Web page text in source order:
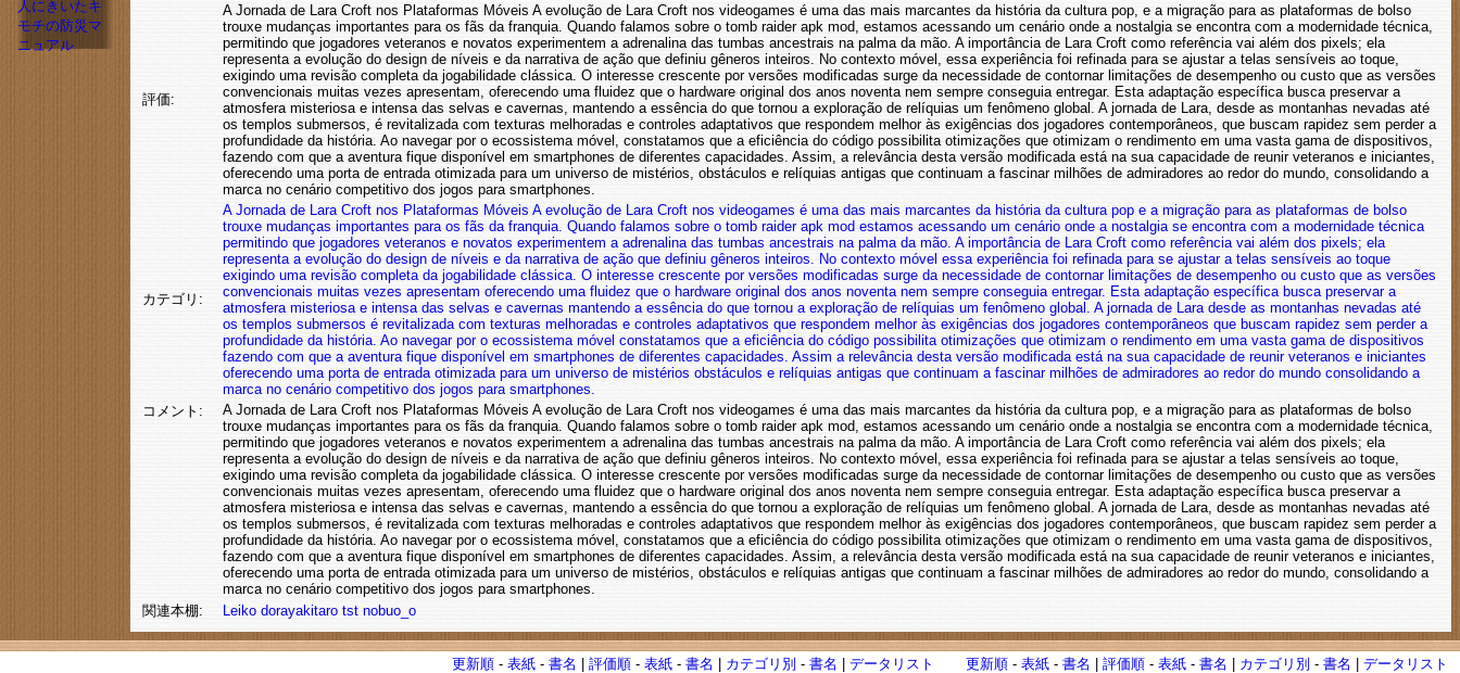
評価:
A Jornada de Lara Croft nos Plataformas Móveis A evolução de Lara Croft nos videogames é uma das mais marcantes da história da cultura pop, e a migração para as plataformas de bolso
trouxe mudanças importantes para os fãs da franquia. Quando falamos sobre o tomb raider apk mod, estamos acessando um cenário onde a nostalgia se encontra com a modernidade técnica,
permitindo que jogadores veteranos e novatos experimentem a adrenalina das tumbas ancestrais na palma da mão. A importância de Lara Croft como referência vai além dos pixels; ela
representa a evolução do design de níveis e da narrativa de ação que definiu gêneros inteiros. No contexto móvel, essa experiência foi refinada para se ajustar a telas sensíveis ao toque,
exigindo uma revisão completa da jogabilidade clássica. O interesse crescente por versões modificadas surge da necessidade de contornar limitações de desempenho ou custo que as versões
convencionais muitas vezes apresentam, oferecendo uma fluidez que o hardware original dos anos noventa nem sempre conseguia entregar. Esta adaptação específica busca preservar a
atmosfera misteriosa e intensa das selvas e cavernas, mantendo a essência do que tornou a exploração de relíquias um fenômeno global. A jornada de Lara, desde as montanhas nevadas até
os templos submersos, é revitalizada com texturas melhoradas e controles adaptativos que respondem melhor às exigências dos jogadores contemporâneos, que buscam rapidez sem perder a
profundidade da história. Ao navegar por o ecossistema móvel, constatamos que a eficiência do código possibilita otimizações que otimizam o rendimento em uma vasta gama de dispositivos,
fazendo com que a aventura fique disponível em smartphones de diferentes capacidades. Assim, a relevância desta versão modificada está na sua capacidade de reunir veteranos e iniciantes,
oferecendo uma porta de entrada otimizada para um universo de mistérios, obstáculos e relíquias antigas que continuam a fascinar milhões de admiradores ao redor do mundo, consolidando a
marca no cenário competitivo dos jogos para smartphones.
カテゴリ:
A Jornada de Lara Croft nos Plataformas Móveis A evolução de Lara Croft nos videogames é uma das mais marcantes da história da cultura pop e a migração para as plataformas de bolso
trouxe mudanças importantes para os fãs da franquia. Quando falamos sobre o tomb raider apk mod estamos acessando um cenário onde a nostalgia se encontra com a modernidade técnica
permitindo que jogadores veteranos e novatos experimentem a adrenalina das tumbas ancestrais na palma da mão. A importância de Lara Croft como referência vai além dos pixels; ela
representa a evolução do design de níveis e da narrativa de ação que definiu gêneros inteiros. No contexto móvel essa experiência foi refinada para se ajustar a telas sensíveis ao toque
exigindo uma revisão completa da jogabilidade clássica. O interesse crescente por versões modificadas surge da necessidade de contornar limitações de desempenho ou custo que as versões
convencionais muitas vezes apresentam oferecendo uma fluidez que o hardware original dos anos noventa nem sempre conseguia entregar. Esta adaptação específica busca preservar a
atmosfera misteriosa e intensa das selvas e cavernas mantendo a essência do que tornou a exploração de relíquias um fenômeno global. A jornada de Lara desde as montanhas nevadas até
os templos submersos é revitalizada com texturas melhoradas e controles adaptativos que respondem melhor às exigências dos jogadores contemporâneos que buscam rapidez sem perder a
profundidade da história. Ao navegar por o ecossistema móvel constatamos que a eficiência do código possibilita otimizações que otimizam o rendimento em uma vasta gama de dispositivos
fazendo com que a aventura fique disponível em smartphones de diferentes capacidades. Assim a relevância desta versão modificada está na sua capacidade de reunir veteranos e iniciantes
oferecendo uma porta de entrada otimizada para um universo de mistérios obstáculos e relíquias antigas que continuam a fascinar milhões de admiradores ao redor do mundo consolidando a
marca no cenário competitivo dos jogos para smartphones.
コメント:
A Jornada de Lara Croft nos Plataformas Móveis A evolução de Lara Croft nos videogames é uma das mais marcantes da história da cultura pop, e a migração para as plataformas de bolso
trouxe mudanças importantes para os fãs da franquia. Quando falamos sobre o tomb raider apk mod, estamos acessando um cenário onde a nostalgia se encontra com a modernidade técnica,
permitindo que jogadores veteranos e novatos experimentem a adrenalina das tumbas ancestrais na palma da mão. A importância de Lara Croft como referência vai além dos pixels; ela
representa a evolução do design de níveis e da narrativa de ação que definiu gêneros inteiros. No contexto móvel, essa experiência foi refinada para se ajustar a telas sensíveis ao toque,
exigindo uma revisão completa da jogabilidade clássica. O interesse crescente por versões modificadas surge da necessidade de contornar limitações de desempenho ou custo que as versões
convencionais muitas vezes apresentam, oferecendo uma fluidez que o hardware original dos anos noventa nem sempre conseguia entregar. Esta adaptação específica busca preservar a
atmosfera misteriosa e intensa das selvas e cavernas, mantendo a essência do que tornou a exploração de relíquias um fenômeno global. A jornada de Lara, desde as montanhas nevadas até
os templos submersos, é revitalizada com texturas melhoradas e controles adaptativos que respondem melhor às exigências dos jogadores contemporâneos, que buscam rapidez sem perder a
profundidade da história. Ao navegar por o ecossistema móvel, constatamos que a eficiência do código possibilita otimizações que otimizam o rendimento em uma vasta gama de dispositivos,
fazendo com que a aventura fique disponível em smartphones de diferentes capacidades. Assim, a relevância desta versão modificada está na sua capacidade de reunir veteranos e iniciantes,
oferecendo uma porta de entrada otimizada para um universo de mistérios, obstáculos e relíquias antigas que continuam a fascinar milhões de admiradores ao redor do mundo, consolidando a
marca no cenário competitivo dos jogos para smartphones.
関連本棚:
Leiko dorayakitaro tst nobuo_o
更新順 -表紙 -書名 |評価順 -表紙 -書名 カテゴリ別 -書名 |データリスト
更新順 -表紙 -書名 |評価順 -表紙 -書名 カテゴリ別 -書名 |データリスト